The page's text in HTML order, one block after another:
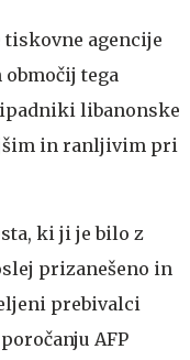
tiskovne agencije
območij tega
libanonske
in ranljivim pri
ki ji je bilo z
prizanešeno in
prebivalci
AFP